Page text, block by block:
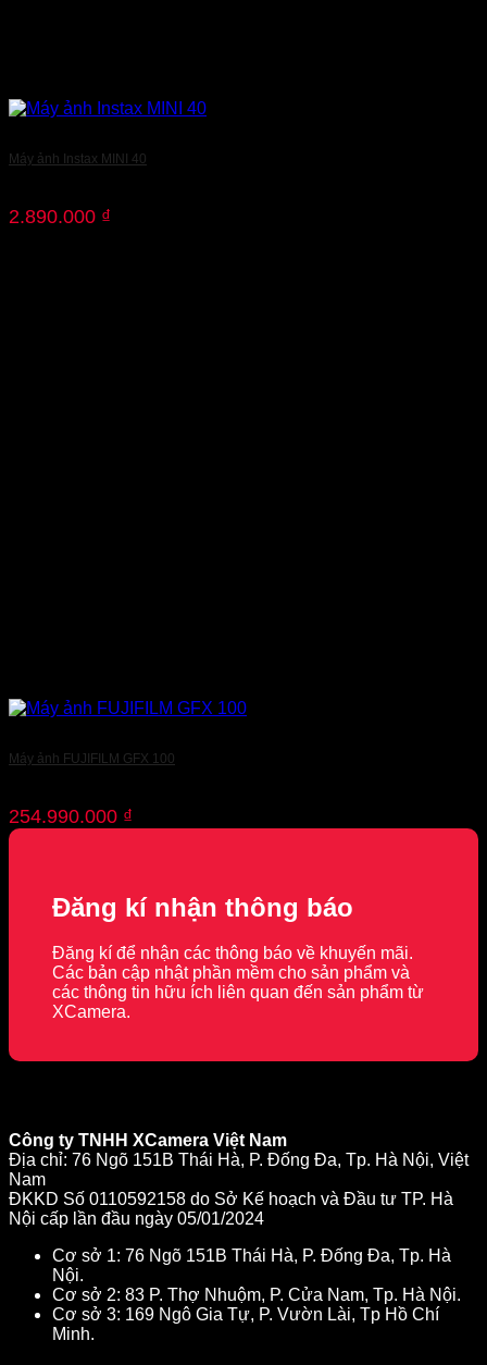
Máy ảnh Instax MINI 40
2.890.000 ₫
Máy ảnh FUJIFILM GFX 100
254.990.000 ₫
Đăng kí nhận thông báo
Đăng kí để nhận các thông báo về khuyến mãi.
Các bản cập nhật phần mềm cho sản phẩm và
các thông tin hữu ích liên quan đến sản phẩm từ
XCamera.
Công ty TNHH XCamera Việt Nam
Địa chỉ: 76 Ngõ 151B Thái Hà, P. Đống Đa, Tp. Hà Nội, Việt
Nam
ĐKKD Số 0110592158 do Sở Kế hoạch và Đầu tư TP. Hà
Nội cấp lần đầu ngày 05/01/2024
Cơ sở 1: 76 Ngõ 151B Thái Hà, P. Đống Đa, Tp. Hà
Nội.
Cơ sở 2: 83 P. Thợ Nhuộm, P. Cửa Nam, Tp. Hà Nội.
Cơ sở 3: 169 Ngô Gia Tự, P. Vườn Lài, Tp Hồ Chí
Minh.